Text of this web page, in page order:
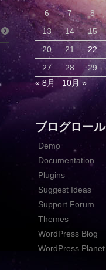
6
7 8
13
14 15
20
21 22
27
28 29
« 8月
10月 »
ブログロール
Demo
Documentation
Plugins
Suggest Ideas
Support Forum
Themes
WordPress Blog
WordPress Planet